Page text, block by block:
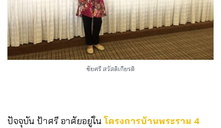
ชัยศรี สวัสดิเกียรติ
ปัจจุบัน ป้าศรี อาศัยอยู่ในโครงการบ้านพระราม 4